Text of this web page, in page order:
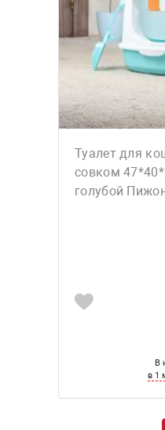
Туалет для
совком
голубой
В
в 1